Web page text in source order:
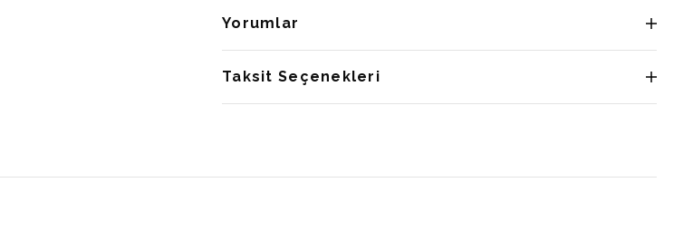
Yorumlar
Taksit Seçenekleri